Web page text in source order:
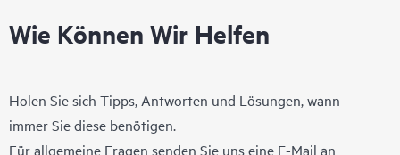
Wie Können Wir Helfen
Holen Sie sich Tipps, Antworten und Lösungen, wann
immer Sie diese benötigen.
Für allgemeine Fragen senden Sie uns eine E-Mail an